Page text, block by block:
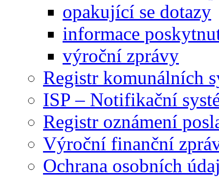
opakující se dotazy
informace
výroční zprávy
Registr komunálních
ISP – Notifikační
Registr oznámení
Výroční finanční
Ochrana osobních